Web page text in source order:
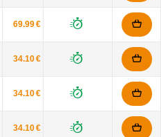
69.99 €
34.10 €
34.10 €
34.10 €